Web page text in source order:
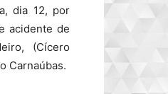
dia 12, por
acidente de
(Cícero
Carnaúbas.